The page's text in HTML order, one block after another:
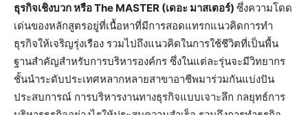
ธุรกิจเชิงบวก หรือThe MASTER (เดอะ มาสเตอร์) ซึ่งความโดด
เด่นของหลักสูตรอยู่ที่เนื้อหาที่มีการสอดแทรกแนวคิดการทำ
ธุรกิจให้เจริญรุ่งเรือง รวมไปถึงแนวคิดในการใช้ชีวิตที่เป็นพื้น
ฐานสำคัญสำหรับการบริหารองค์กร ซึ่งในแต่ละรุ่นจะมีวิทยากร
ชั้นนำระดับประเทศหลากหลายสาขาอาชีพมาร่วมกันแบ่งปัน
ประสบการณ์ การบริหารงานทางธุรกิจแบบเจาะลึก กลยุทธ์การ